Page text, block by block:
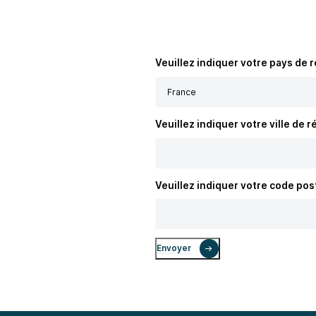
Veuillez indiquer votre pays de
Veuillez indiquer votre ville de
Veuillez indiquer votre code
Envoyer